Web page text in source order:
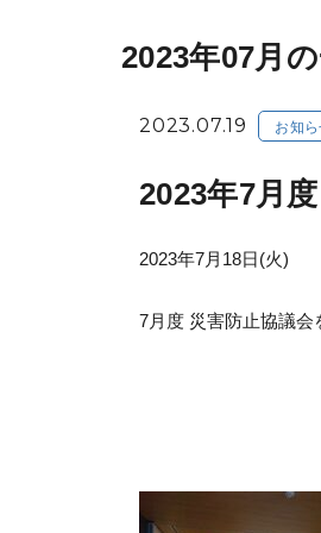
2023年07月
2023.07.19
2023年7月
2023年7月18日(火)
7月度 災害防止協議会
お知